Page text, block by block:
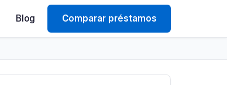
Blog Comparar préstamos